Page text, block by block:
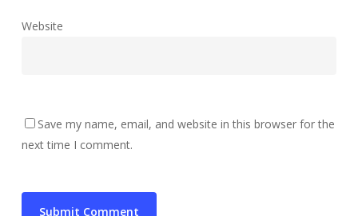
Website
Save my name, email, and website in this browser for the
next time I comment.